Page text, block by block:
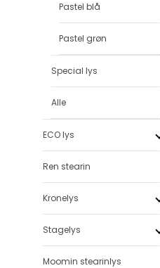
Pastel blå
Pastel grøn
Special lys
Alle
ECO lys
Ren stearin
Kronelys
Stagelys
Moomin stearinlys